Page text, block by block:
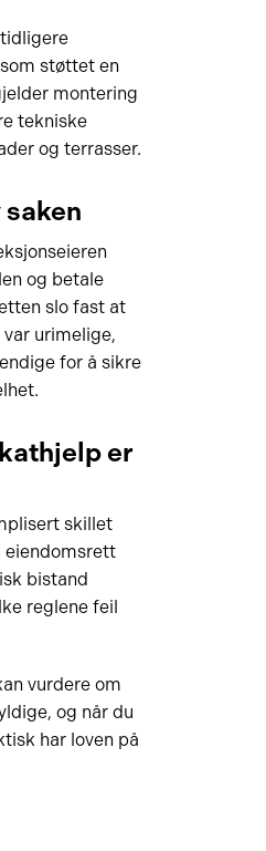
støttet en
montering
tekniske
og terrasser.
og betale
slo fast at
urimelige,
for å sikre
er
skillet
eiendomsrett
bistand
reglene feil
vurdere om
og når du
har loven på